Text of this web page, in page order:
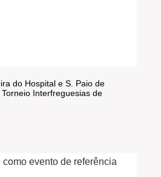
do Hospital e S. Paio de
Interfreguesias de